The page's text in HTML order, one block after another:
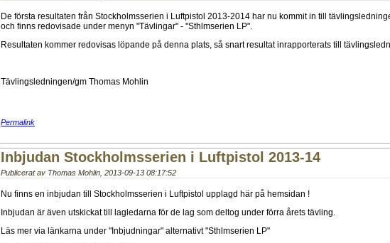
De första resultaten från Stockholmsserien i Luftpistol 2013-2014 har nu kommit in till
och finns redovisade under menyn "Tävlingar" - "Sthlmserien LP".
Resultaten kommer redovisas löpande på denna plats, så snart resultat inrapporterats till
Tävlingsledningen/gm Thomas Mohlin
Permalink
Inbjudan Stockholmsserien i Luftpistol 2013-14
Publicerat av Thomas Mohlin 2013-09-13 08:17:52
Nu finns en inbjudan till Stockholmsserien i Luftpistol upplagd här på hemsidan !
Inbjudan är även utskickat till lagledarna för de lag som deltog under förra årets tävling.
Läs mer via länkarna under "Inbjudningar" alternativt "Sthlmserien LP"